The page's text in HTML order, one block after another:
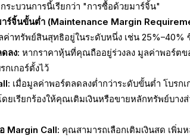
ระบวนการนี้เรียกว่า "การซื้อด้วยมาร์จิ้น"
ร์จิ้นขั้นต่ำ (Maintenance Margin
าทรัพย์สินสุทธิอยู่ในระดับหนึ่ง เช่น 25%–40%
ดลง:หากราคาหุ้นที่คุณถืออยู่ร่วงลง มูลค่าพอร์ต
กเกอร์ตั้งไว้
เมื่อมูลค่าพอร์ตลดลงต่ำกว่าระดับขั้นต่ำ โบรก
ดยเรียกร้องให้คุณเติมเงินหรือขายหลักทรัพย์บา
Margin Call: คุณสามารถเลือกเติมเงินสด เพิ่